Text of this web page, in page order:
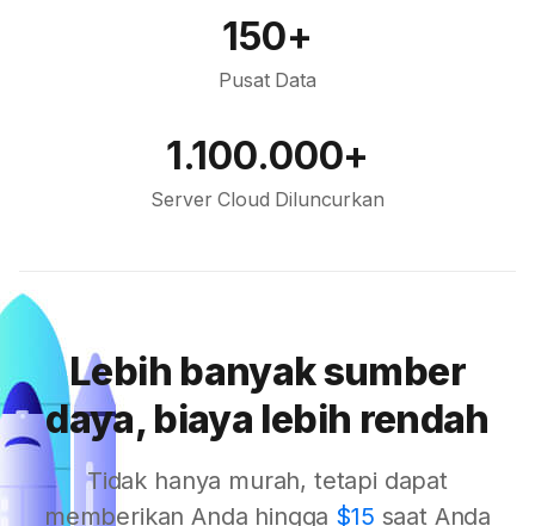
150+
Pusat Data
1.100.000+
Server Cloud Diluncurkan
Lebih banyak sumber
daya, biaya lebih rendah
Tidak hanya murah, tetapi dapat
memberikan Anda hingga $15 saat Anda